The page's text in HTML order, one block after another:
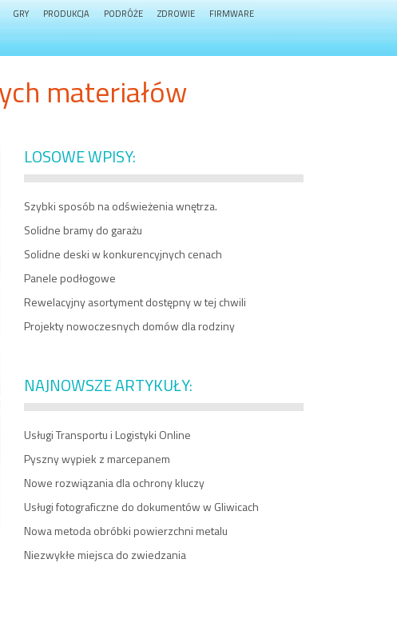
GRY PRODUKCJA PODRÓŻE ZDROWIE FIRMWARE
materiałów
LOSOWE WPISY:
Szybki sposób na odświeżenia wnętrza.
Solidne bramy do garażu
Solidne deski w konkurencyjnych cenach
Panele podłogowe
Rewelacyjny asortyment dostępny w tej chwili
Projekty nowoczesnych domów dla rodziny
NAJNOWSZE ARTYKUŁY:
Usługi Transportu i Logistyki Online
Pyszny wypiek z marcepanem
Nowe rozwiązania dla ochrony kluczy
Usługi fotograficzne do dokumentów w Gliwicach
Nowa metoda obróbki powierzchni metalu
Niezwykłe miejsca do zwiedzania